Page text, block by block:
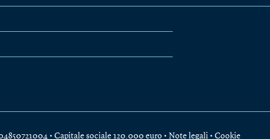
• Capitale sociale 120.000 euro • Note legali • Cookie